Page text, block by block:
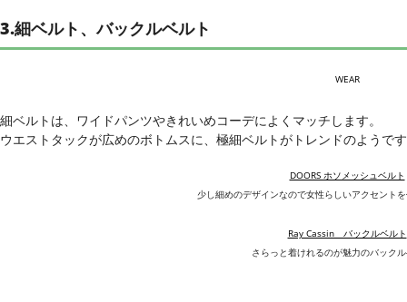
3.細ベルト、バックルベルト
WEAR
細ベルトは、ワイドパンツやきれいめコーデによくマッチします。
ウエストタックが広めのボトムスに、極細ベルトがトレンドのようで
DOORS ホソメッシュベルト
少し細めのデザインなので女性らしいアクセント
Ray Cassin バックルベルト
さらっと着けれるのが魅力のバック